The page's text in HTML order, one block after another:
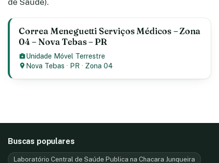
de Saúde).
Correa Meneguetti Serviços Médicos – Zona
04 – Nova Tebas – PR
Unidade Móvel Terrestre
Nova Tebas · PR · Zona 04
Buscas populares
Laboratório Central de Saúde Publica na Chacara Junqueira